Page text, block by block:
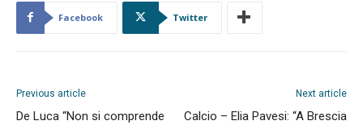
Facebook Twitter
Previous article
De Luca “Non si comprende
Next article
Calcio – Elia Pavesi: “A Brescia